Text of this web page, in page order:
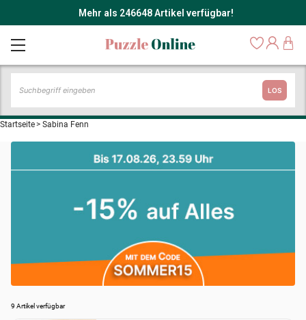
Mehr als 246648 Artikel verfügbar!
LOS
Startseite> Sabina Fenn
9 Artikel verfügbar